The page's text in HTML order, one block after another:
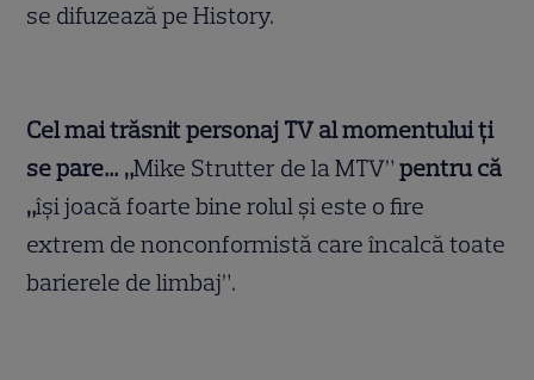
se difuzează pe History.
Cel mai trăsnit personaj TV al momentului ţi
se pare… „Mike Strutter de la MTV”pentru că
„îşi joacă foarte bine rolul şi este o fire
extrem de nonconformistă care încalcă toate
barierele de limbaj”.